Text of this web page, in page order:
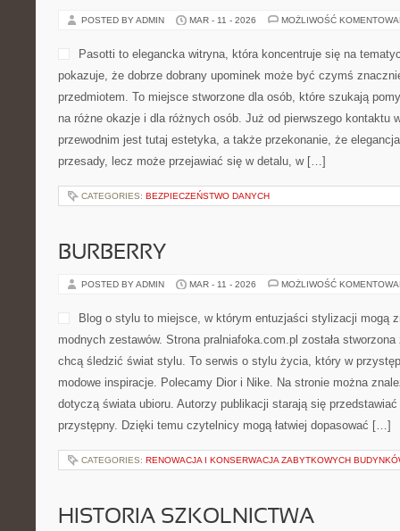
POSTED BY ADMIN MAR - 11 - 2026 MOŻLIWOŚĆ
Pasotti to elegancka witryna, która koncentruje się na
pokazuje, że dobrze dobrany upominek może być czymś
przedmiotem. To miejsce stworzone dla osób, które szukają
na różne okazje i dla różnych osób. Już od pierwszego kontaktu
przewodnim jest tutaj estetyka, a także przekonanie, że
przesady, lecz może przejawiać się w detalu, w […]
CATEGORIES: BEZPIECZEŃSTWO DANYCH
BURBERRY
POSTED BY ADMIN MAR - 11 - 2026 MOŻLIWOŚĆ
Blog o stylu to miejsce, w którym entuzjaści stylizacji mogą
modnych zestawów. Strona pralniafoka.com.pl została
chcą śledzić świat stylu. To serwis o stylu życia, który w
modowe inspiracje. Polecamy Dior i Nike. Na stronie można
dotyczą świata ubioru. Autorzy publikacji starają się
przystępny. Dzięki temu czytelnicy mogą łatwiej dopasować […]
CATEGORIES: RENOWACJA I KONSERWACJA ZABYTKOWYCH
HISTORIA SZKOLNICTWA